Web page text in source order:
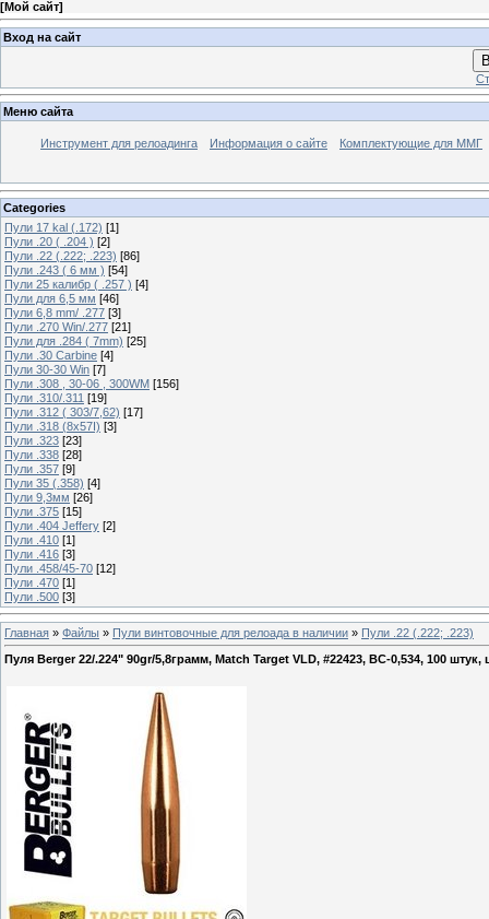
[Мой сайт]
Вход на сайт
Меню сайта
Инструмент для релоадинга Информация о сайте Комплектующие для ММГ
Categories
Пули 17 kal (.172) [1]
Пули .20 ( .204 ) [2]
Пули .22 (.222; .223) [86]
Пули .243 ( 6 мм ) [54]
Пули 25 калибр ( .257 ) [4]
Пули для 6,5 мм [46]
Пули 6,8 mm/ .277 [3]
Пули .270 Win/.277 [21]
Пули для .284 ( 7mm) [25]
Пули .30 Carbine [4]
Пули 30-30 Win [7]
Пули .308 , 30-06 , 300WM [156]
Пули .310/.311 [19]
Пули .312 ( 303/7,62) [17]
Пули .318 (8х57I) [3]
Пули .323 [23]
Пули .338 [28]
Пули .357 [9]
Пули 35 (.358) [4]
Пули 9,3мм [26]
Пули .375 [15]
Пули .404 Jeffery [2]
Пули .410 [1]
Пули .416 [3]
Пули .458/45-70 [12]
Пули .470 [1]
Пули .500 [3]
Главная » Файлы » Пули винтовочные для релоада в наличии » Пули .22 (.222; .223)
Пуля Berger 22/.224" 90gr/5,8грамм, Match Target VLD, #22423, ВС-0,534, 100 штук,